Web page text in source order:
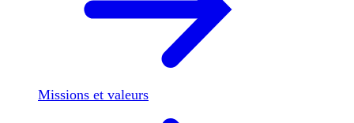
Missions et valeurs